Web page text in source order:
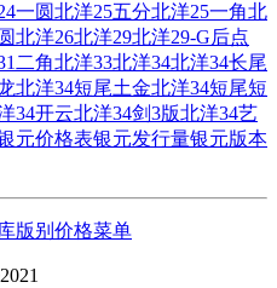
一圆北洋25五分北洋25一角北
北洋26北洋29北洋29-G后点
二角北洋33北洋34北洋34长尾
北洋34短尾土金北洋34短尾短
34开云北洋34剑3版北洋34艺
元价格表银元发行量银元版本
版别 价格菜单